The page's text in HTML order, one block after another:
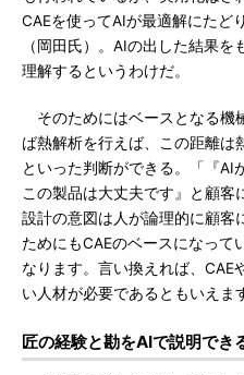
CAEを使ってAIが最適解にたど
（岡田氏）。AIの出した結果
理解するというわけだ。
そのためにはベースとなる機
ば熱解析を行えば、この距離は
といった判断ができる。「『AI
この製品は大丈夫です』と顧客
設計の意図は人が論理的に顧客
ためにもCAEのベースになって
なります。言い換えれば、CAE
い人材が必要であるともいえま
匠の経験と勘をAIで説明でき